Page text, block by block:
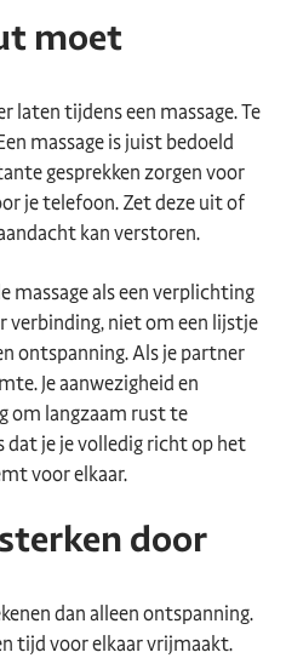
moet
laten tijdens een massage. Te
massage is juist bedoeld
gesprekken zorgen voor
je telefoon. Zet deze uit of
kan verstoren.
massage als een verplichting
verbinding, niet om een lijstje
ontspanning. Als je partner
Je aanwezigheid en
om langzaam rust te
dat je je volledig richt op het
voor elkaar.
door
dan alleen ontspanning.
tijd voor elkaar vrijmaakt.